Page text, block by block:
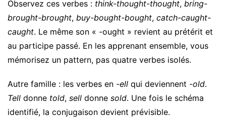
Observez ces verbes : think-thought-thought, bring-
brought-brought, buy-bought-bought, catch-caught-
caught. Le même son « -ought » revient au prétérit et
au participe passé. En les apprenant ensemble, vous
mémorisez un pattern, pas quatre verbes isolés.
Autre famille : les verbes en -ell qui deviennent -old.
Tell donne told, sell donne sold. Une fois le schéma
identifié, la conjugaison devient prévisible.